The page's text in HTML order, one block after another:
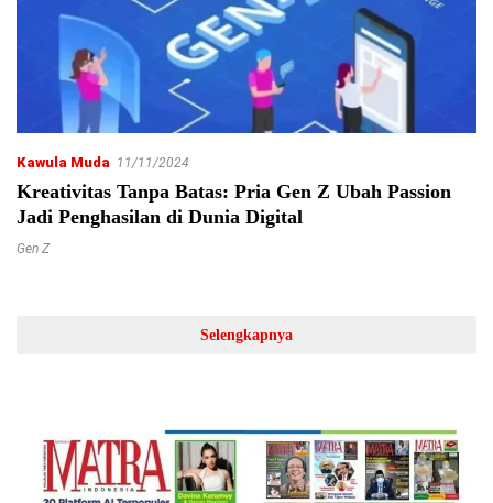
Kawula Muda 11/11/2024
Kreativitas Tanpa Batas: Pria Gen Z Ubah Passion
Jadi Penghasilan di Dunia Digital
Gen Z
Selengkapnya